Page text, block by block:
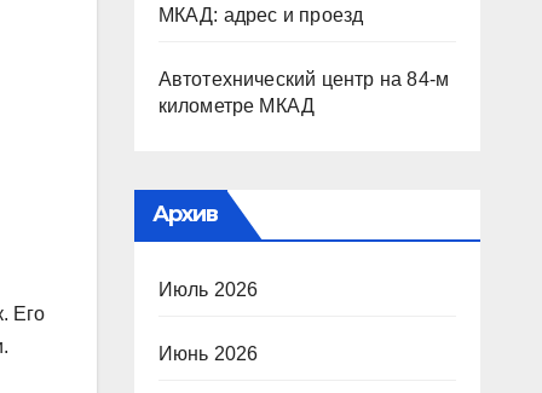
Его
МКАД: адрес и проезд
Автотехнический центр на 84-м
километре МКАД
Архив
Июль 2026
Июнь 2026